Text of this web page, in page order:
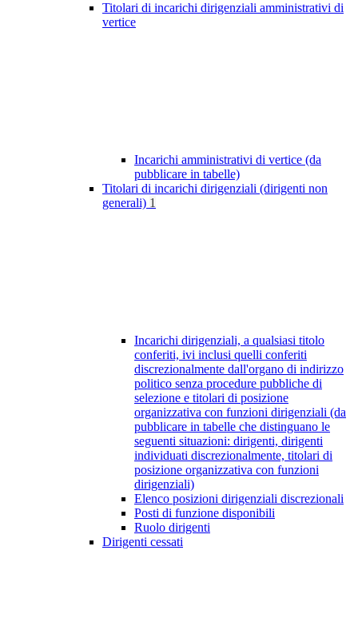
Titolari di incarichi dirigenziali amministrativi di
vertice
Incarichi amministrativi di vertice (da
pubblicare in tabelle)
Titolari di incarichi dirigenziali (dirigenti non
generali) 1
Incarichi dirigenziali, a qualsiasi titolo
conferiti, ivi inclusi quelli conferiti
discrezionalmente dall'organo di indirizzo
politico senza procedure pubbliche di
selezione e titolari di posizione
organizzativa con funzioni dirigenziali (da
pubblicare in tabelle che distinguano le
seguenti situazioni: dirigenti, dirigenti
individuati discrezionalmente, titolari di
posizione organizzativa con funzioni
dirigenziali)
Elenco posizioni dirigenziali discrezionali
Posti di funzione disponibili
Ruolo dirigenti
Dirigenti cessati